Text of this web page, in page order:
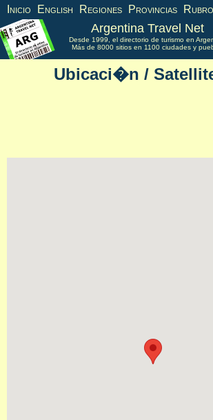
Inicio English Regiones Provincias
Argentina Travel Net
Desde 1999, el directorio de turismo en
Más de 8000 sitios en 1100 ciudades y
Ubicaci�n /